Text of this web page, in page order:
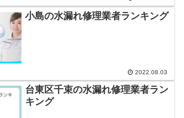
小島の水漏れ修理業者ランキング
2022.08.03
台東区千束の水漏れ修理業者ラン
キング